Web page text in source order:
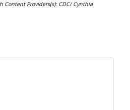
Content Providers(s): CDC/ Cynthia